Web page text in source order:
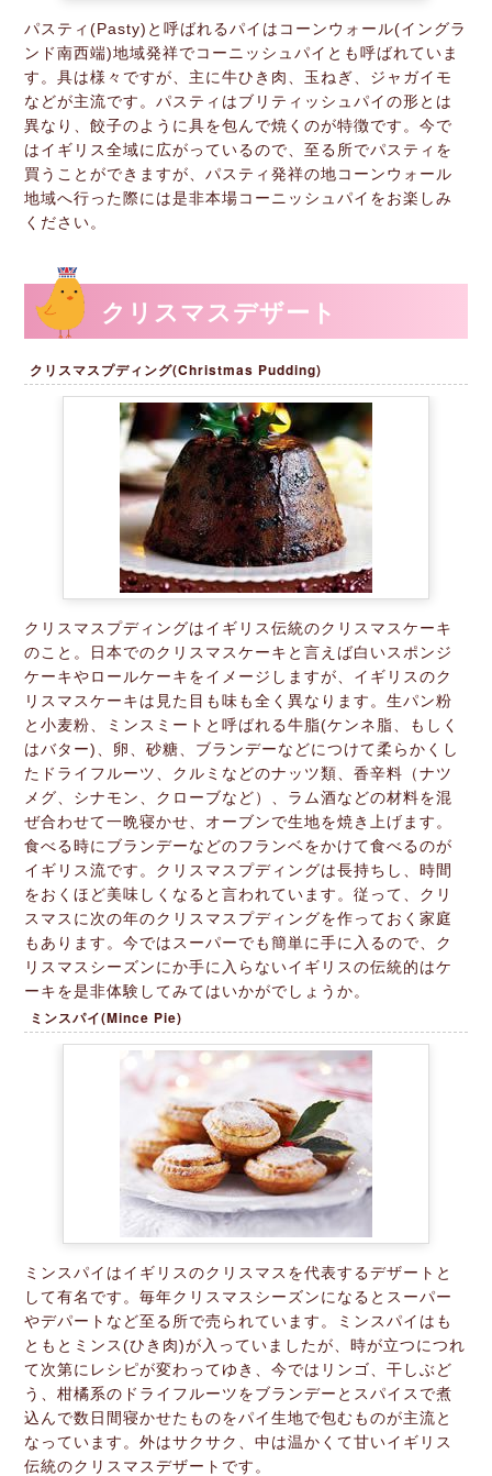
パスティ(Pasty)と呼ばれるパイはコーンウォール(イングラ
ンド南西端)地域発祥でコーニッシュパイとも呼ばれていま
す。具は様々ですが、主に牛ひき肉、玉ねぎ、ジャガイモ
などが主流です。パスティはブリティッシュパイの形とは
異なり、餃子のように具を包んで焼くのが特徴です。今で
はイギリス全域に広がっているので、至る所でパスティを
買うことができますが、パスティ発祥の地コーンウォール
地域へ行った際には是非本場コーニッシュパイをお楽しみ
ください。
クリスマスデザート
クリスマスプディング(Christmas Pudding)
クリスマスプディングはイギリス伝統のクリスマスケーキ
のこと。日本でのクリスマスケーキと言えば白いスポンジ
ケーキやロールケーキをイメージしますが、イギリスのク
リスマスケーキは見た目も味も全く異なります。生パン粉
と小麦粉、ミンスミートと呼ばれる牛脂(ケンネ脂、もしく
はバター)、卵、砂糖、ブランデーなどにつけて柔らかくし
たドライフルーツ、クルミなどのナッツ類、香辛料（ナツ
メグ、シナモン、クローブなど）、ラム酒などの材料を混
ぜ合わせて一晩寝かせ、オーブンで生地を焼き上げます。
食べる時にブランデーなどのフランベをかけて食べるのが
イギリス流です。クリスマスプディングは長持ちし、時間
をおくほど美味しくなると言われています。従って、クリ
スマスに次の年のクリスマスプディングを作っておく家庭
もあります。今ではスーパーでも簡単に手に入るので、ク
リスマスシーズンにか手に入らないイギリスの伝統的はケ
ーキを是非体験してみてはいかがでしょうか。
ミンスパイ(Mince Pie)
ミンスパイはイギリスのクリスマスを代表するデザートと
して有名です。毎年クリスマスシーズンになるとスーパー
やデパートなど至る所で売られています。ミンスパイはも
ともとミンス(ひき肉)が入っていましたが、時が立つにつれ
て次第にレシピが変わってゆき、今ではリンゴ、干しぶど
う、柑橘系のドライフルーツをブランデーとスパイスで煮
込んで数日間寝かせたものをパイ生地で包むものが主流と
なっています。外はサクサク、中は温かくて甘いイギリス
伝統のクリスマスデザートです。